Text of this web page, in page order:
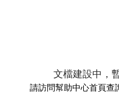
文檔建設中，
請訪問幫助中心首頁查